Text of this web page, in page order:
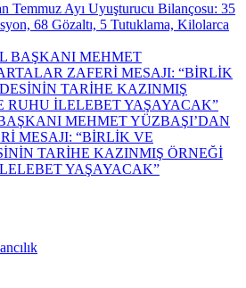
Temmuz Ayı Uyuşturucu Bilançosu: 35
68 Gözaltı, 5 Tutuklama, Kilolarca
MEHMET YÜZBAŞI’DAN
MESAJI: “BİRLİK VE
TARİHE KAZINMIŞ ÖRNEĞİ
YAŞAYACAK”